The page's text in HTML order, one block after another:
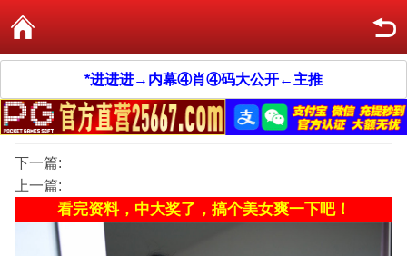
*进进进→内幕④肖④码大公开←主推
下一篇:
上一篇:
看完资料，中大奖了，搞个美女爽一下吧！